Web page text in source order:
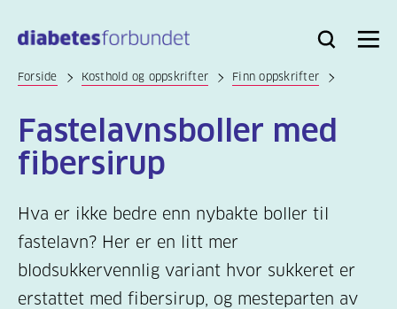
hovedinnhold
Bli
Logg
Søk Meny
Forside Kosthold og oppskrifter Finn oppskrifter
Fastelavnsboller med
fibersirup
Hva er ikke bedre enn nybakte boller til
fastelavn? Her er en litt mer
blodsukkervennlig variant hvor sukkeret er
erstattet med fibersirup, og mesteparten av